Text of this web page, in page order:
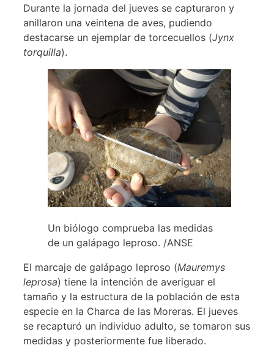
Durante la jornada del jueves se capturaron y
anillaron una veintena de aves, pudiendo
destacarse un ejemplar de torcecuellos (Jynx
torquilla).
Un biólogo comprueba las medidas
de un galápago leproso. /ANSE
El marcaje de galápago leproso (Mauremys
leprosa) tiene la intención de averiguar el
tamaño y la estructura de la población de esta
especie en la Charca de las Moreras. El jueves
se recapturó un individuo adulto, se tomaron sus
medidas y posteriormente fue liberado.